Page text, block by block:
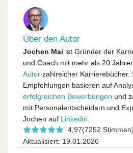
Über den Autor
Jochen Mai ist Gründer der
und Coach mit mehr als 20
Autor zahlreicher Karrierebücher.
Empfehlungen basieren auf
erfolgreichen Bewerbungen und
mit Personalentscheidern und
Jochen auf Linkedin.
4,97(7252 Stimmen)
Aktualisiert: 19.01.2026